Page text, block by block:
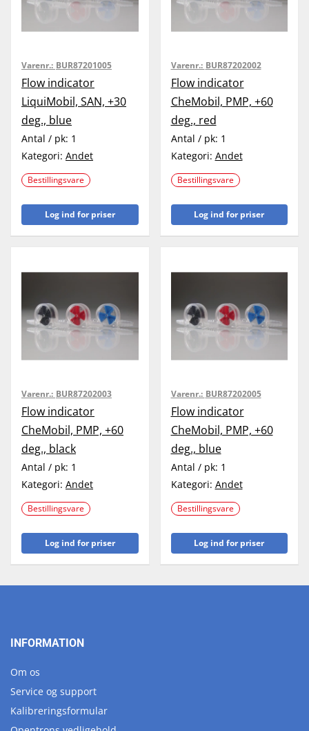
Varenr.: BUR87201005
Flow indicator
LiquiMobil, SAN, +30
deg., blue
Antal / pk: 1
Kategori: Andet
Bestillingsvare
Log ind for priser
Varenr.: BUR87202002
Flow indicator
CheMobil, PMP, +60
deg., red
Antal / pk: 1
Kategori: Andet
Bestillingsvare
Log ind for priser
Varenr.: BUR87202003
Flow indicator
CheMobil, PMP, +60
deg., black
Antal / pk: 1
Kategori: Andet
Bestillingsvare
Log ind for priser
Varenr.: BUR87202005
Flow indicator
CheMobil, PMP, +60
deg., blue
Antal / pk: 1
Kategori: Andet
Bestillingsvare
Log ind for priser
INFORMATION
Om os
Service og support
Kalibreringsformular